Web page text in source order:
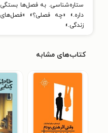
ستاره‌شناسی. به فصل‌ها بستگی
داره.» «چه فصلی؟» «فصل‌های
زندگی.»
کتاب‌های مشابه